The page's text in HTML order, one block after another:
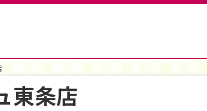
東条店